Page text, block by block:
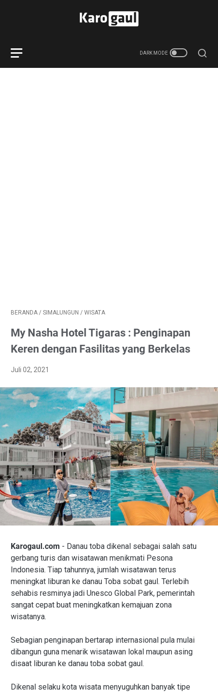
BERANDA / SIMALUNGUN / WISATA
My Nasha Hotel Tigaras : Penginapan
Keren dengan Fasilitas yang Berkelas
Juli 02, 2021
Karogaul.com - Danau toba dikenal sebagai salah satu
gerbang turis dan wisatawan menikmati Pesona
Indonesia. Tiap tahunnya, jumlah wisatawan terus
meningkat liburan ke danau Toba sobat gaul. Terlebih
sehabis resminya jadi Unesco Global Park, pemerintah
sangat cepat buat meningkatkan kemajuan zona
wisatanya.
Sebagian penginapan bertarap internasional pula mulai
dibangun guna menarik wisatawan lokal maupun asing
disaat liburan ke danau toba sobat gaul.
Dikenal selaku kota wisata menyuguhkan banyak tipe